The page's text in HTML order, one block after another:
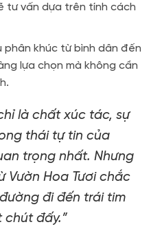
tư vấn dựa trên tính cách
phân khúc từ bình dân đến
lựa chọn mà không cần
là chất xúc tác, sự
thái tự tin của
trọng nhất. Nhưng
Vườn Hoa Tươi chắc
đi đến trái tim
chút đấy.”